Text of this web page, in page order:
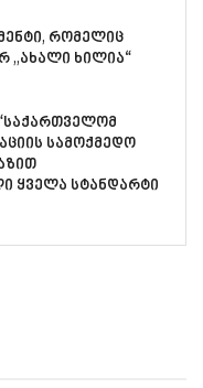
რომელიც
„ახალი ხილია“
სამოქმედო
ყველა სტანდარტი